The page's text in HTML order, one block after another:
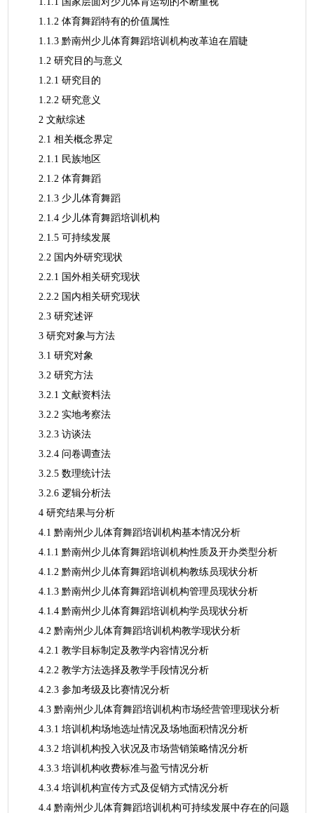
1.1.2 体育舞蹈特有的价值属性
1.1.3 黔南州少儿体育舞蹈培训机构改革迫在眉睫
1.2 研究目的与意义
1.2.1 研究目的
1.2.2 研究意义
2 文献综述
2.1 相关概念界定
2.1.1 民族地区
2.1.2 体育舞蹈
2.1.3 少儿体育舞蹈
2.1.4 少儿体育舞蹈培训机构
2.1.5 可持续发展
2.2 国内外研究现状
2.2.1 国外相关研究现状
2.2.2 国内相关研究现状
2.3 研究述评
3 研究对象与方法
3.1 研究对象
3.2 研究方法
3.2.1 文献资料法
3.2.2 实地考察法
3.2.3 访谈法
3.2.4 问卷调查法
3.2.5 数理统计法
3.2.6 逻辑分析法
4 研究结果与分析
4.1 黔南州少儿体育舞蹈培训机构基本情况分析
4.1.1 黔南州少儿体育舞蹈培训机构性质及开办类型分析
4.1.2 黔南州少儿体育舞蹈培训机构教练员现状分析
4.1.3 黔南州少儿体育舞蹈培训机构管理员现状分析
4.1.4 黔南州少儿体育舞蹈培训机构学员现状分析
4.2 黔南州少儿体育舞蹈培训机构教学现状分析
4.2.1 教学目标制定及教学内容情况分析
4.2.2 教学方法选择及教学手段情况分析
4.2.3 参加考级及比赛情况分析
4.3 黔南州少儿体育舞蹈培训机构市场经营管理现状分析
4.3.1 培训机构场地选址情况及场地面积情况分析
4.3.2 培训机构投入状况及市场营销策略情况分析
4.3.3 培训机构收费标准与盈亏情况分析
4.3.4 培训机构宣传方式及促销方式情况分析
4.4 黔南州少儿体育舞蹈培训机构可持续发展中存在的问题